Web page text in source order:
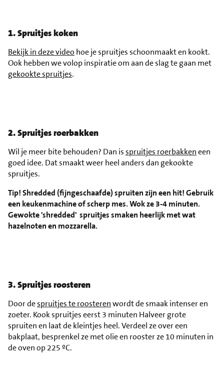
1. Spruitjes koken
Bekijk in deze video hoe je spruitjes schoonmaakt en kookt.
Ook hebben we volop inspiratie om aan de slag te gaan met
gekookte spruitjes.
2. Spruitjes roerbakken
Wil je meer bite behouden? Dan isspruitjes roerbakkeneen
goed idee. Dat smaakt weer heel anders dan gekookte
spruitjes.
Tip! Shredded (fijngeschaafde) spruiten zijn een hit! Gebruik
een keukenmachine of scherp mes. Wok ze 3-4 minuten.
Gewokte 'shredded' spruitjes smaken heerlijk met wat
hazelnoten en mozzarella.
3. Spruitjes roosteren
Door despruitjes te roosterenwordt de smaak intenser en
zoeter. Kook spruitjes eerst 3 minuten Halveer grote
spruiten en laat de kleintjes heel. Verdeel ze over een
bakplaat, besprenkel ze met olie en rooster ze 10 minuten in
de oven op 225 ºC.